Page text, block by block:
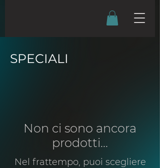
SPECIALI
Non ci sono ancora
prodotti...
Nel frattempo, puoi scegliere